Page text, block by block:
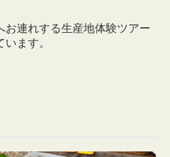
お連れする生産地体験ツアー
います。